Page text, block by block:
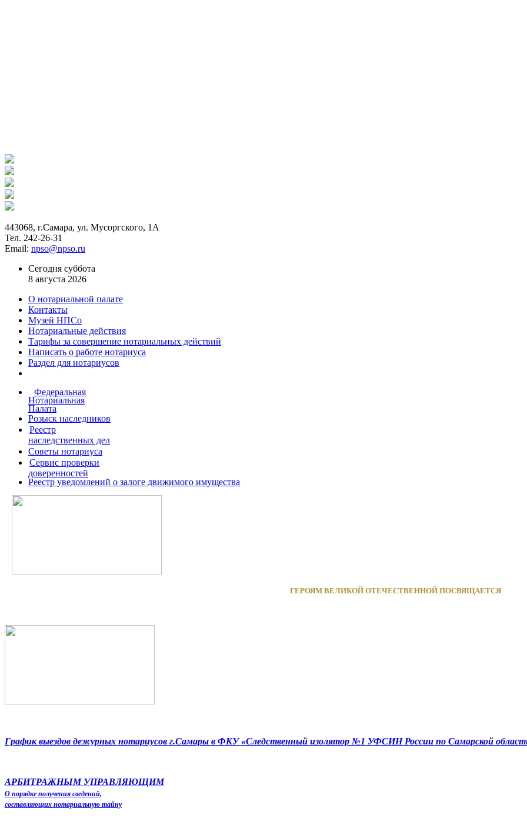
443068, г.Самара, ул. Мусоргского, 1А
Тел. 242-26-31
Email: npso@npso.ru
Сегодня суббота
8 августа 2026
О нотариальной палате
Контакты
Музей НПСо
Нотариальные действия
Тарифы за совершение нотариальных действий
Написать о работе нотариуса
Раздел для нотариусов
Федеральная
Нотариальная
Палата
Розыск наследников
Реестр
наследственных дел
Советы нотариуса
Сервис проверки
доверенностей
Реестр уведомлений о залоге движимого имущества
ГЕРОЯМ ВЕЛИКОЙ ОТЕЧЕСТВЕННОЙ ПОСВЯЩАЕТСЯ
График выездов дежурных нотариусов г.Самары в ФКУ «Следственный изолятор №1 УФСИН России по Самарской
АРБИТРАЖНЫМ УПРАВЛЯЮЩИМ
О порядке получения сведений,
составляющих нотариальную тайну